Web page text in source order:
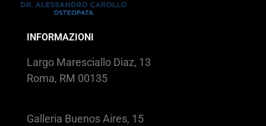
INFORMAZIONI
Largo Maresciallo Diaz, 13
Roma, RM 00135
Galleria Buenos Aires, 15